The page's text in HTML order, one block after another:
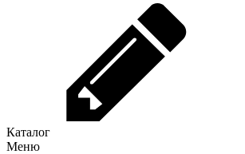
Каталог
Меню